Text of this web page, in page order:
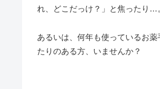
れ、どこだっけ？」と焦ったり…
あるいは、何年も使っているお
たりのある方、いませんか？